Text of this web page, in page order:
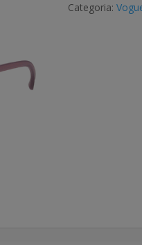
Categoria: